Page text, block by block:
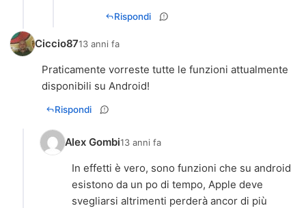
Rispondi
Ciccio8713 anni fa
Praticamente vorreste tutte le funzioni attualmente
disponibili su Android!
Rispondi
Alex Gombi13 anni fa
In effetti è vero, sono funzioni che su android
esistono da un po di tempo, Apple deve
svegliarsi altrimenti perderà ancor di più